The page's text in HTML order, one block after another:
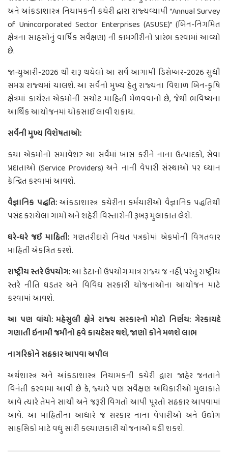
અને આંકડાશાસ્ત્ર નિયામકની કચેરી દ્વારા રાજ્યવ્યાપી “Annual Survey
of Unincorporated Sector Enterprises (ASUSE)” (બિન-નિગમિત
ક્ષેત્રના સાહસોનું વાર્ષિક સર્વેક્ષણ) ની કામગીરીનો પ્રારંભ કરવામાં આવ્યો
છે.
જાન્યુઆરી-2026 થી શરૂ થયેલો આ સર્વે આગામી ડિસેમ્બર-2026 સુધી
સમગ્ર રાજ્યમાં ચાલશે. આ સર્વેનો મુખ્ય હેતુ રાજ્યના વિશાળ બિન-કૃષિ
ક્ષેત્રમાં કાર્યરત એકમોની સચોટ માહિતી મેળવવાનો છે, જેથી ભવિષ્યના
આર્થિક આયોજનમાં ચોકસાઈ લાવી શકાય.
સર્વેની મુખ્ય વિશેષતાઓ:
કયા એકમોનો સમાવેશ? આ સર્વેમાં ખાસ કરીને નાના ઉત્પાદકો, સેવા
પ્રદાતાઓ (Service Providers) અને નાની વેપારી સંસ્થાઓ પર ધ્યાન
કેન્દ્રિત કરવામાં આવશે.
વૈજ્ઞાનિક પદ્ધતિ:આંકડાશાસ્ત્ર કચેરીના કર્મચારીઓ વૈજ્ઞાનિક પદ્ધતિથી
પસંદ કરાયેલા ગામો અને શહેરી વિસ્તારોની રૂબરૂ મુલાકાત લેશે.
ઘરે-ઘરે જઈ માહિતી: ગણતરીદારો નિયત પત્રકોમાં એકમોની વિગતવાર
માહિતી એકત્રિત કરશે.
રાષ્ટ્રીય સ્તરે ઉપયોગ:આ ડેટાનો ઉપયોગ માત્ર રાજ્ય જ નહીં, પરંતુ રાષ્ટ્રીય
સ્તરે નીતિ ઘડતર અને વિવિધ સરકારી યોજનાઓના આયોજન માટે
કરવામાં આવશે.
આ પણ વાંચો: મહેસુલી ક્ષેત્રે રાજ્ય સરકારનો મોટો નિર્ણય: ગેરકાયદે
ગણાતી ઇનામી જમીનો હવે કાયદેસર થશે, જાણો કોને મળશે લાભ
નાગરિકોને સહકાર આપવા અપીલ
અર્થશાસ્ત્ર અને આંકડાશાસ્ત્ર નિયામકની કચેરી દ્વારા જાહેર જનતાને
વિનંતી કરવામાં આવી છે કે, જ્યારે પણ સર્વેક્ષણ અધિકારીઓ મુલાકાતે
આવે ત્યારે તેમને સાચી અને જરૂરી વિગતો આપી પૂરતો સહકાર આપવામાં
આવે. આ માહિતીના આધારે જ સરકાર નાના વેપારીઓ અને ઉદ્યોગ
સાહસિકો માટે વધુ સારી કલ્યાણકારી યોજનાઓ ઘડી શકશે.